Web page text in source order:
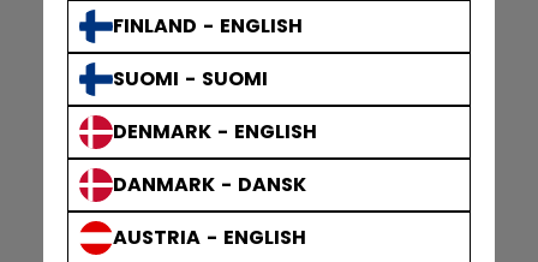
FINLAND - ENGLISH
SUOMI - SUOMI
DENMARK - ENGLISH
DANMARK - DANSK
AUSTRIA - ENGLISH